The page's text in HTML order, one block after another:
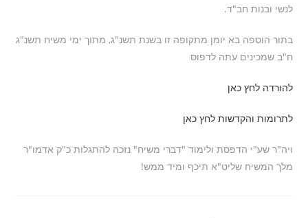
לנשי ובנות חב"ד.
בתור הוספה בא יומן מתקופה זו בשנת תשנ"ג, מתוך ימי משיח תשנ"ג
ח"ב שמכינים עתה לדפוס
להורדה לחץ כאן
לתרומות והקדשות לחץ כאן
ויה"ר שע"י הדפסת ולימוד "דברי משיח" נזכה להתגלות כ"ק אדמו"ר
מלך המשיח שליט"א תיכף ומיד ממש!